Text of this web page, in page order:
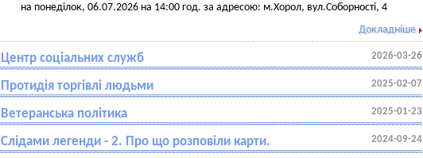
на понеділок, 06.07.2026 на 14:00 год. за адресою: м.Хорол, вул.Соборності, 4
Докладніше
Центр соціальних служб 2026-03-26
Протидія торгівлі людьми 2025-02-07
Ветеранська політика 2025-01-23
Слідами легенди - 2. Про що розповіли карти. 2024-09-24